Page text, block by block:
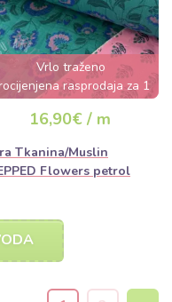
Vrlo traženo
rasprodaja za 1
dan
16,90€ / m
Tkanina/Muslin
Flowers petrol